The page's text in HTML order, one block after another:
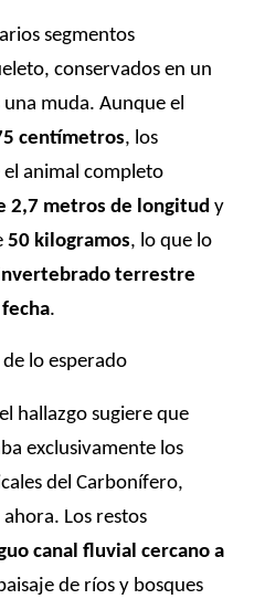
segmentos
conservados en un
muda. Aunque el
centímetros, los
animal completo
2,7 metros de longitud y
50 kilogramos, lo que lo
terrestre
.
lo esperado
hallazgo sugiere que
exclusivamente los
del Carbonífero,
Los restos
canal fluvial cercano a
de ríos y bosques